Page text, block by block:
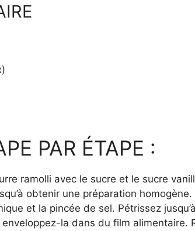
PAR ÉTAPE :
ramolli avec le sucre et le sucre
obtenir une préparation homogène.
et la pincée de sel. Pétrissez
la dans du film alimentaire.